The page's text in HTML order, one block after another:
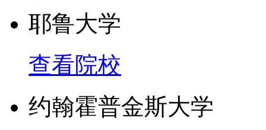
耶鲁大学
查看院校
约翰霍普金斯大学